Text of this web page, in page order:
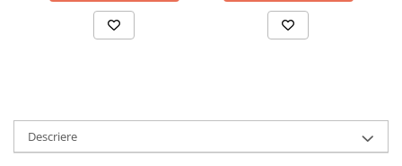
Descriere